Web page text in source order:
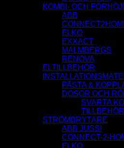
KOMBI- OCH
ABB
ELKO
EXXACT
MALMBERGS
RENOVA
ELTILLBEHÖR
FÄSTA &
DOSOR OCH
SVARTA
STRÖMBRYTARE
ABB JUSSI
CONNECT-2-
ELKO